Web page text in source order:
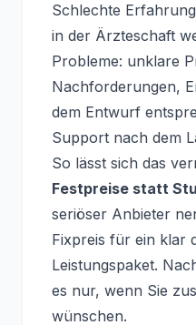
Schlechte
in der Ärzteschaft
Probleme: unklare
Nachforderungen,
dem Entwurf
Support nach dem
So lässt sich das
Festpreise statt
seriöser Anbieter
Fixpreis für ein klar
Leistungspaket.
es nur, wenn Sie
wünschen.